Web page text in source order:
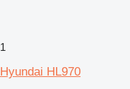
1
Hyundai HL970